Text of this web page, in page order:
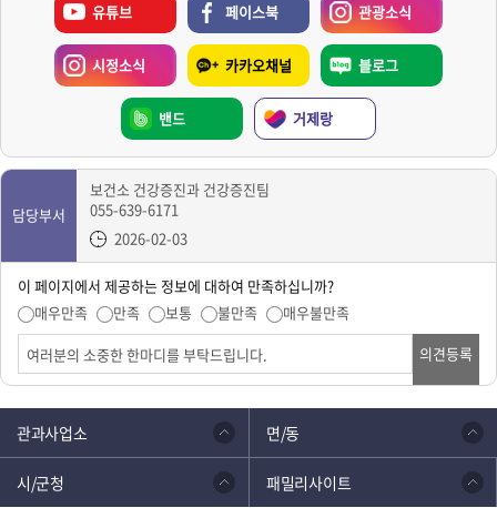
유튜브 페이스북 관광소식
시정소식 카카오채널 블로그
밴드 거제랑
담당부서
보건소 건강증진과 건강증진팀
055-639-6171
2026-02-03
이 페이지에서 제공하는 정보에 대하여 만족하십니까?
매우만족
만족 보통 불만족
매우불만족
의견등록
관과사업소 면/동
시/군청 패밀리사이트